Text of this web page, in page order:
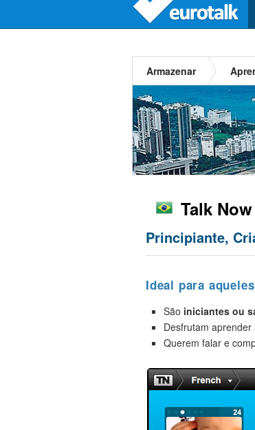
Armazenar
Talk Now
Principiante,
Ideal para
São iniciantes ou
Desfrutam aprender
Querem falar e